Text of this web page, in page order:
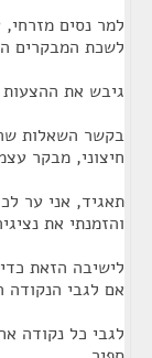
למר נסים
לשכת המבקרים
גיבש את ההצעות
בקשר השאלות
חיצוני, מבקר
תאגיד, אני ער
והזמנתי את
לישיבה הזאת
אם לגבי הנקודה
לגבי כל נקודה